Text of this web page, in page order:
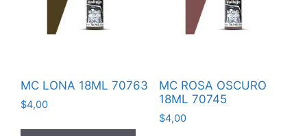
MC LONA 18ML 70763
$4,00
MC ROSA OSCURO
18ML 70745
$4,00